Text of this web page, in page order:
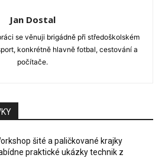
Jan Dostal
se věnuji brigádně při středoškolském
konkrétně hlavně fotbal, cestování a
počítače.
šité a paličkované krajky
praktické ukázky technik z